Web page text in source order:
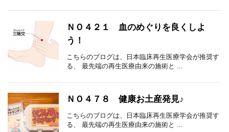
ＮＯ４２１ 血のめぐりを良くしよ
う！
こちらのブログは、日本臨床再生医療学会が推奨す
る、 最先端の再生医療由来の施術と ...
ＮＯ４７８ 健康お土産発見♪
こちらのブログは、日本臨床再生医療学会が推奨す
る、 最先端の再生医療由来の施術と ...